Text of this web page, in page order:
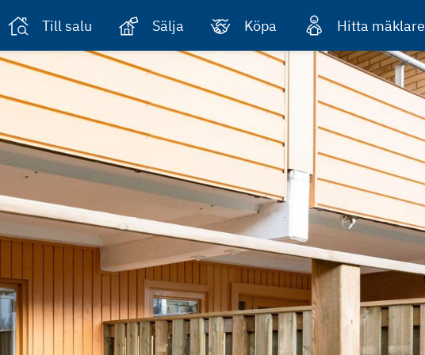
Till salu Sälja Köpa Hitta mäklare